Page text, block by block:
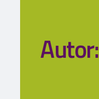
Autor: